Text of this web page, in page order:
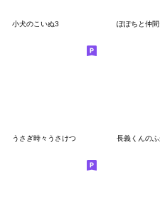
小犬のこいぬ3
うさぎ時々うさけつ